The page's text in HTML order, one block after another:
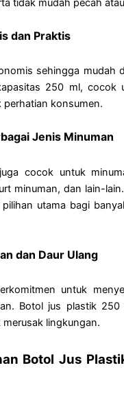
tidak mudah pecah
dan Praktis
sehingga mudah
250 ml, cocok
konsumen.
Jenis Minuman
cocok untuk
minuman, dan lain-
utama bagi
dan Daur Ulang
untuk
Botol jus plastik
lingkungan.
Botol Jus